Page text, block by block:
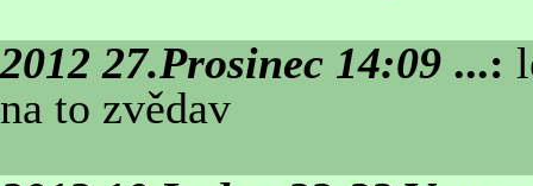
2012 27.Prosinec 14:09 ...:
na to zvědav